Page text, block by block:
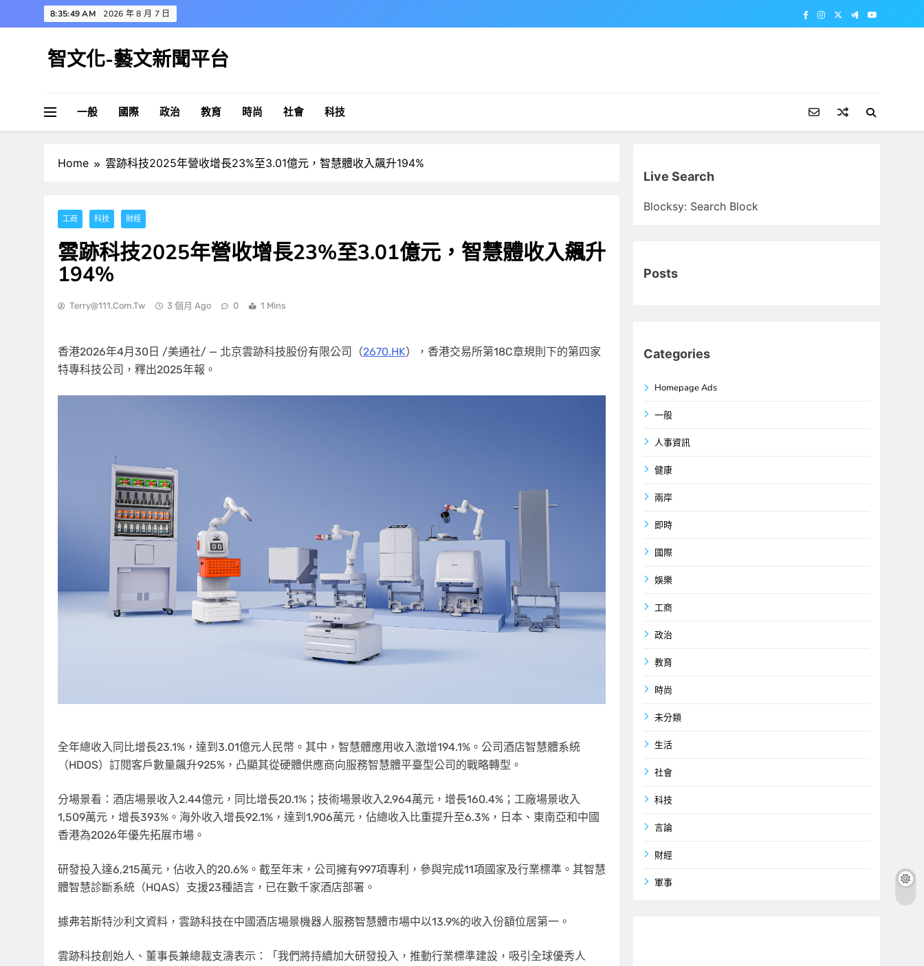
to
8:35:49 AM 2026 年 8 月 7 日
智文化-藝文新聞平台
一般 國際 政治 教育 時尚 社會 科技
Home 雲跡科技2025年營收增長23%至3.01億元，智慧體收入飆升194%
工商 科技 財經
雲跡科技2025年營收增長23%至3.01億元，智慧體收入飆升
194%
Terry@111.com.tw 3 個月 Ago 0 1 Mins
香港2026年4月30日 /美通社/ — 北京雲跡科技股份有限公司（2670.HK），香港交易所第18C章規則下的第四家
特專科技公司，釋出2025年報。
全年總收入同比增長23.1%，達到3.01億元人民幣。其中，智慧體應用收入激增194.1%。公司酒店智慧體系統
（HDOS）訂閱客戶數量飆升925%，凸顯其從硬體供應商向服務智慧體平臺型公司的戰略轉型。
分場景看：酒店場景收入2.44億元，同比增長20.1%；技術場景收入2,964萬元，增長160.4%；工廠場景收入
1,509萬元，增長393%。海外收入增長92.1%，達到1,906萬元，佔總收入比重提升至6.3%，日本、東南亞和中國
香港為2026年優先拓展市場。
研發投入達6,215萬元，佔收入的20.6%。截至年末，公司擁有997項專利，參與完成11項國家及行業標準。其智慧
體智慧診斷系統（HQAS）支援23種語言，已在數千家酒店部署。
據弗若斯特沙利文資料，雲跡科技在中國酒店場景機器人服務智慧體市場中以13.9%的收入份額位居第一。
雲跡科技創始人、董事長兼總裁支濤表示：「我們將持續加大研發投入，推動行業標準建設，吸引全球優秀人
Live Search
Blocksy: Search Block
Posts
Categories
Homepage Ads
一般
人事資訊
健康
兩岸
即時
國際
娛樂
工商
政治
教育
時尚
未分類
生活
社會
科技
言論
財經
軍事